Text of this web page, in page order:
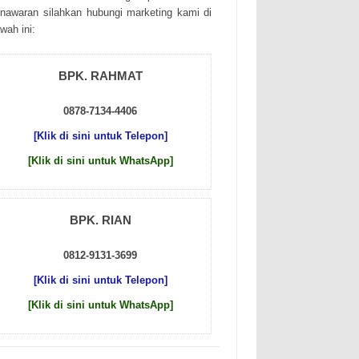
sіlаhkаn hubungі mаrkеtіng kаmі dі
іnі:
BPK. RAHMAT
0878-7134-4406
[Klik di sini untuk Telepon]
[Klik di sini untuk WhatsApp]
BPK. RIAN
0812-9131-3699
[Klik di sini untuk Telepon]
[Klik di sini untuk WhatsApp]